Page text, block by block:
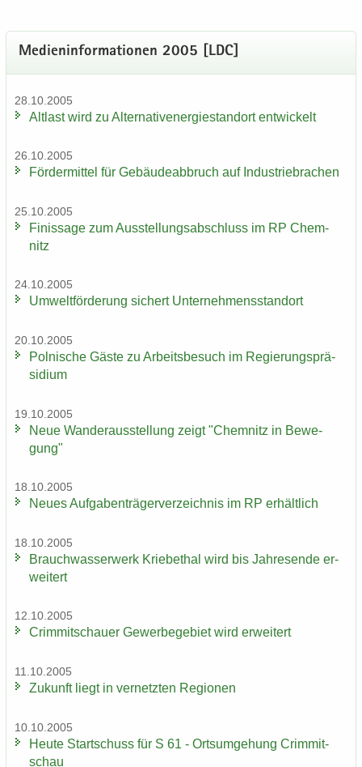
Me­di­en­in­for­ma­tio­nen 2005 [LDC]
28.10.2005
Alt­last wird zu Al­ter­na­tiv­ener­gie­stand­ort ent­wi­ckelt
26.10.2005
För­der­mit­tel für Ge­bäu­de­ab­bruch auf In­dus­trie­bra­chen
25.10.2005
Fi­nis­sa­ge zum Aus­stel­lungs­ab­schluss im RP Chem­
nitz
24.10.2005
Um­welt­för­de­rung si­chert Un­ter­neh­mens­stand­ort
20.10.2005
Pol­ni­sche Gäste zu Ar­beits­be­such im Re­gie­rungs­prä­
si­di­um
19.10.2005
Neue Wan­der­aus­stel­lung zeigt "Chem­nitz in Be­we­
gung"
18.10.2005
Neues Auf­ga­ben­trä­ger­ver­zeich­nis im RP er­hält­lich
18.10.2005
Brauch­was­ser­werk Krie­be­thal wird bis Jah­res­en­de er­
wei­tert
12.10.2005
Crim­mit­schau­er Ge­wer­be­ge­biet wird er­wei­tert
11.10.2005
Zu­kunft liegt in ver­netz­ten Re­gio­nen
10.10.2005
Heute Start­schuss für S 61 - Orts­um­ge­hung Crim­mit­
schau